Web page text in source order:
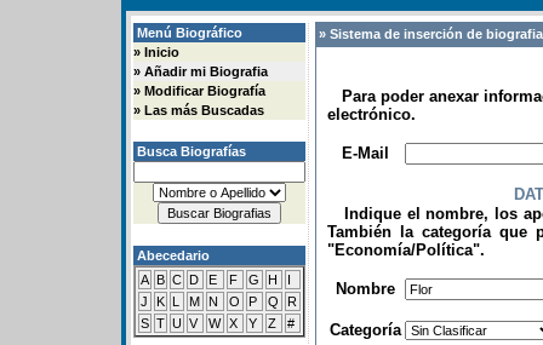
Menú Biográfico
» Inicio
» Añadir mi Biografia
» Modificar Biografía
» Las más Buscadas
Busca Biografías
Abecedario
A B C D E F G H
I
J
K L M N O P Q
R
S T U V W X Y Z #
» Sistema de inserción de
Para poder anexar
electrónico.
E-Mail
Indique el nombre, los
También la categoría que
"Economía/Política".
Nombre
Categoría